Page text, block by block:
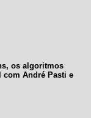
os algoritmos
com André Pasti e